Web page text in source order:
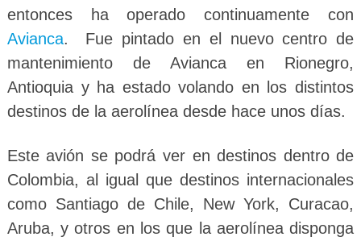
entonces ha operado continuamente con
Avianca. Fue pintado en el nuevo centro de
mantenimiento de Avianca en Rionegro,
Antioquia y ha estado volando en los distintos
destinos de la aerolínea desde hace unos días.
Este avión se podrá ver en destinos dentro de
Colombia, al igual que destinos internacionales
como Santiago de Chile, New York, Curacao,
Aruba, y otros en los que la aerolínea disponga